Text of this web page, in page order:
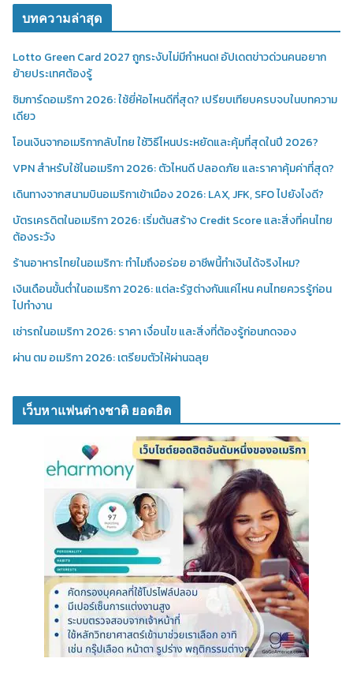
บทความล่าสุด
Lotto Green Card 2027 ถูกระงับไม่มีกำหนด! อัปเดตข่าวด่วนคนอยาก
ย้ายประเทศต้องรู้
ซิมการ์ดอเมริกา 2026: ใช้ยี่ห้อไหนดีที่สุด? เปรียบเทียบครบจบในบทความ
เดียว
โอนเงินจากอเมริกากลับไทย ใช้วิธีไหนประหยัดและคุ้มที่สุดในปี 2026?
VPN สำหรับใช้ในอเมริกา 2026: ตัวไหนดี ปลอดภัย และราคาคุ้มค่าที่สุด?
เดินทางจากสนามบินอเมริกาเข้าเมือง 2026: LAX, JFK, SFO ไปยังไงดี?
บัตรเครดิตในอเมริกา 2026: เริ่มต้นสร้าง Credit Score และสิ่งที่คนไทย
ต้องระวัง
ร้านอาหารไทยในอเมริกา: ทำไมถึงอร่อย อาชีพนี้ทำเงินได้จริงไหม?
เงินเดือนขั้นต่ำในอเมริกา 2026: แต่ละรัฐต่างกันแค่ไหน คนไทยควรรู้ก่อน
ไปทำงาน
เช่ารถในอเมริกา 2026: ราคา เงื่อนไข และสิ่งที่ต้องรู้ก่อนกดจอง
ผ่าน ตม อเมริกา 2026: เตรียมตัวให้ผ่านฉลุย
เว็บหาแฟนต่างชาติ ยอดฮิต